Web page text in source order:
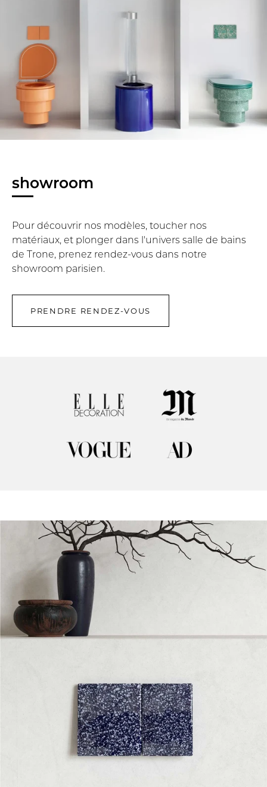
showroom
Pour découvrir nos modèles, toucher nos
matériaux, et plonger dans l'univers salle de bains
de Trone, prenez rendez-vous dans notre
showroom parisien.
PRENDRE RENDEZ-VOUS